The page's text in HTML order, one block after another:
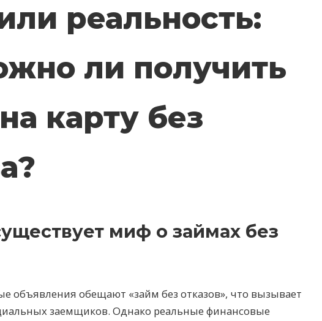
реальность:
ли получить
карту без
миф о займах без
объявления обещают «займ без отказов», что вызывает
заемщиков. Однако реальные финансовые